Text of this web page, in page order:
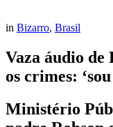
in Bizarro, Brasil
Vaza áudio de
os crimes:
Ministério